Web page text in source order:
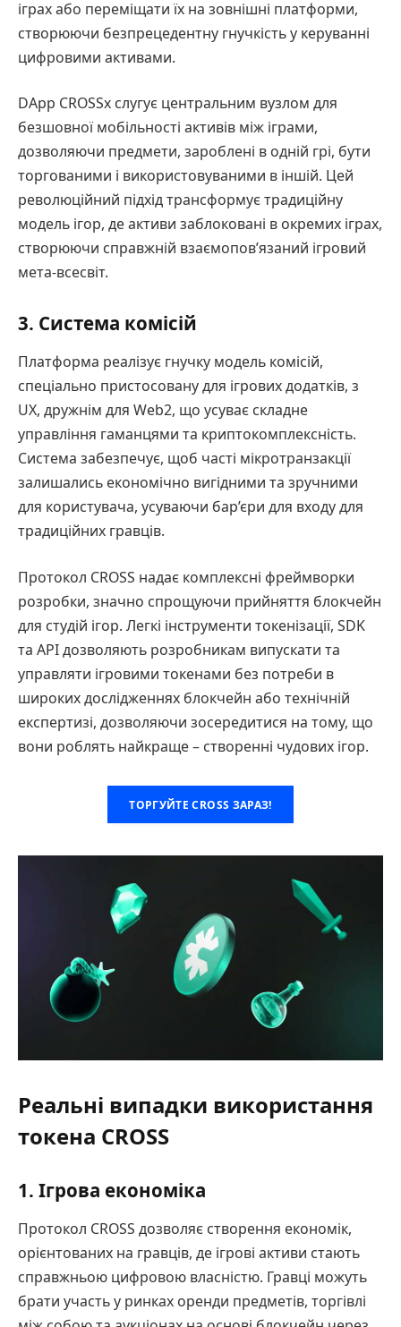
іграх або переміщати їх на зовнішні платформи,
створюючи безпрецедентну гнучкість у керуванні
цифровими активами.
DApp CROSSx слугує центральним вузлом для
безшовної мобільності активів між іграми,
дозволяючи предмети, зароблені в одній грі, бути
торгованими і використовуваними в іншій. Цей
революційний підхід трансформує традиційну
модель ігор, де активи заблоковані в окремих іграх,
створюючи справжній взаємопов’язаний ігровий
мета-всесвіт.
3. Система комісій
Платформа реалізує гнучку модель комісій,
спеціально пристосовану для ігрових додатків, з
UX, дружнім для Web2, що усуває складне
управління гаманцями та криптокомплексність.
Система забезпечує, щоб часті мікротранзакції
залишались економічно вигідними та зручними
для користувача, усуваючи бар’єри для входу для
традиційних гравців.
Протокол CROSS надає комплексні фреймворки
розробки, значно спрощуючи прийняття блокчейн
для студій ігор. Легкі інструменти токенізації, SDK
та API дозволяють розробникам випускати та
управляти ігровими токенами без потреби в
широких дослідженнях блокчейн або технічній
експертизі, дозволяючи зосередитися на тому, що
вони роблять найкраще – створенні чудових ігор.
ТОРГУЙТЕ CROSS ЗАРАЗ!
Реальні випадки використання
токена CROSS
1. Ігрова економіка
Протокол CROSS дозволяє створення економік,
орієнтованих на гравців, де ігрові активи стають
справжньою цифровою власністю. Гравці можуть
брати участь у ринках оренди предметів, торгівлі